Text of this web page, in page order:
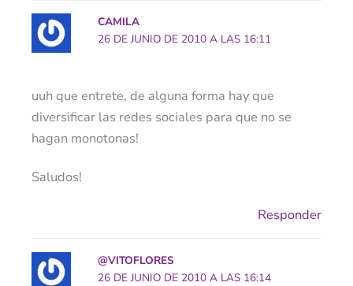
CAMILA
26 DE JUNIO DE 2010 A LAS 16:11
uuh que entrete, de alguna forma hay que
diversificar las redes sociales para que no se
hagan monotonas!
Saludos!
Responder
@VITOFLORES
26 DE JUNIO DE 2010 A LAS 16:14